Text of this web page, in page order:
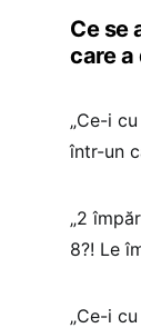
Ce se
care a
„Ce-i
într-un
„2
8?! Le
„Ce-i